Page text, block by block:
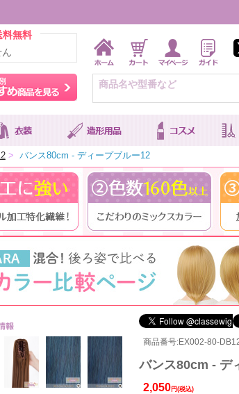
料無料
ラーから探す キャラ別おすすめ商品を見る
> バンス80cm - ディープブルー12
商品番号:EX002-80-
バンス80cm - デ
2,050 円(税込)